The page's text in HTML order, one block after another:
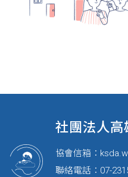
社團法人高
協會信箱：
聯絡電話：07-